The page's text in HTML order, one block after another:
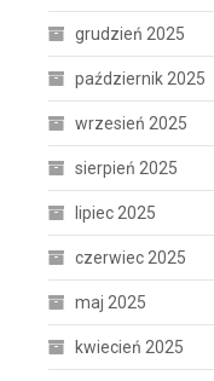
grudzień 2025
październik 2025
wrzesień 2025
sierpień 2025
lipiec 2025
czerwiec 2025
maj 2025
kwiecień 2025